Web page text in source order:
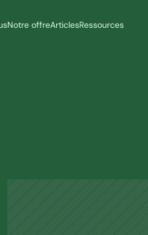
Notre offreArticlesRessources